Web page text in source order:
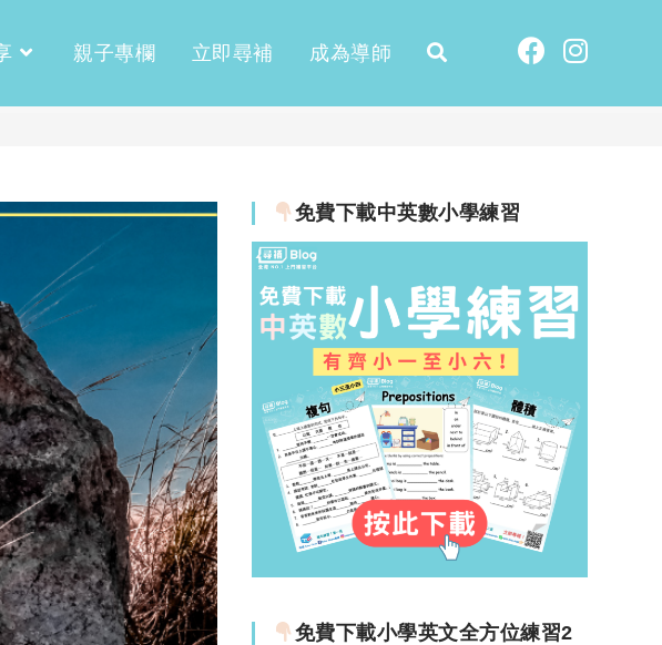
親子專欄 立即尋補 成為導師
免費下載中英數小學練習
免費下載小學英文全方位練習2